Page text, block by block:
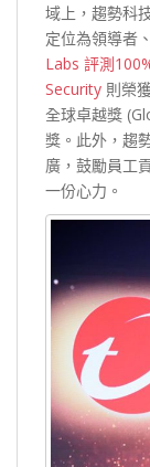
域上，趨勢科
定位為領導者
Labs 評測
Security 則榮
全球卓越獎
獎。此外，趨
廣，鼓勵員工
一份心力。